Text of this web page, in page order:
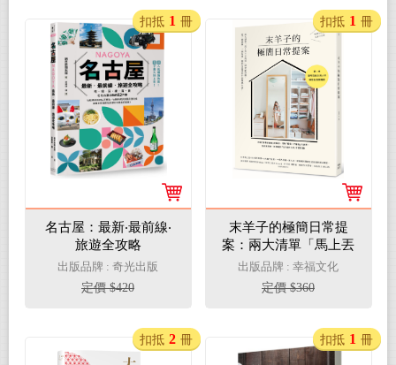
名古屋：最新‧最前線‧
旅遊全攻略
出版品牌 : 奇光出版
定價 $420
扣抵 1 冊
末羊子的極簡日常提
案：兩大清單「馬上丟
╳不再買」精準斷捨
離，從一個抽屜、一個
角落，開始打造理想中
出版品牌 : 幸福文化
定價 $360
扣抵 1 冊
扣抵 2 冊 扣抵 1 冊